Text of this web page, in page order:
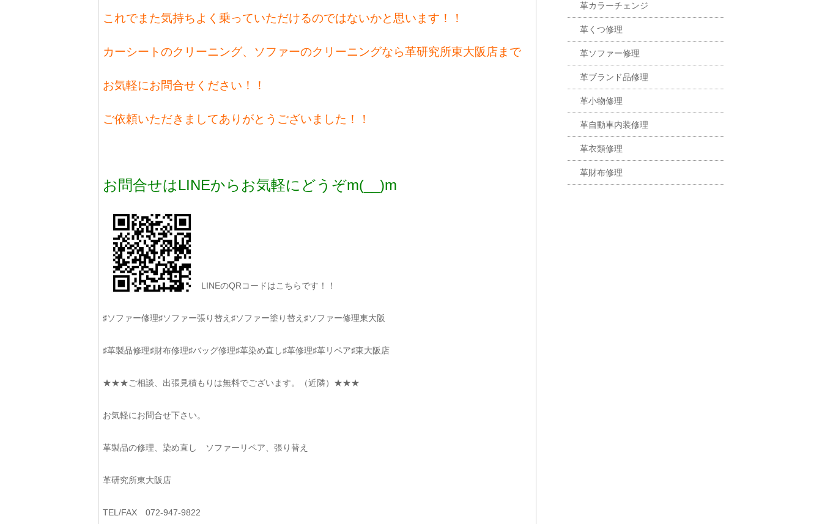
これでまた気持ちよく乗っていただけるのではないかと思います！！
カーシートのクリーニング、ソファーのクリーニングなら革研究所東大阪店まで
お気軽にお問合せください！！
ご依頼いただきましてありがとうございました！！
お問合せはLINEからお気軽にどうぞm(__)m
LINEのQRコードはこちらです！！
♯ソファー修理♯ソファー張り替え♯ソファー塗り替え♯ソファー修理東大阪
♯革製品修理♯財布修理♯バッグ修理♯革染め直し♯革修理♯革リペア♯東大阪店
★★★ご相談、出張見積もりは無料でございます。（近隣）★★★
お気軽にお問合せ下さい。
革製品の修理、染め直し ソファーリペア、張り替え
革研究所東大阪店
TEL/FAX 072-947-9822
革カラーチェンジ
革くつ修理
革ソファー修理
革ブランド品修理
革小物修理
革自動車内装修理
革衣類修理
革財布修理